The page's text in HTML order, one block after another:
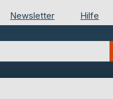
Newsletter Hilfe